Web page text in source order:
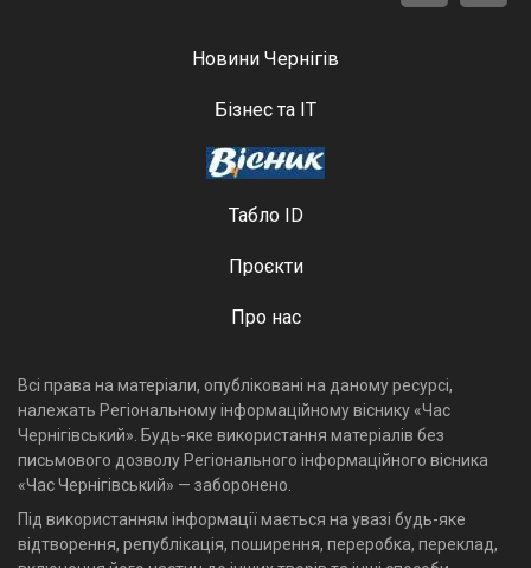
Новини Чернігів
Бізнес та ІТ
Табло ID
Проєкти
Про нас
Всі права на матеріали, опубліковані на даному ресурсі,
належать Регіональному інформаційному віснику «Час
Чернігівський». Будь-яке використання матеріалів без
письмового дозволу Регіонального інформаційного вісника
«Час Чернігівський» — заборонено.
Під використанням інформації мається на увазі будь-яке
відтворення, републікація, поширення, переробка, переклад,